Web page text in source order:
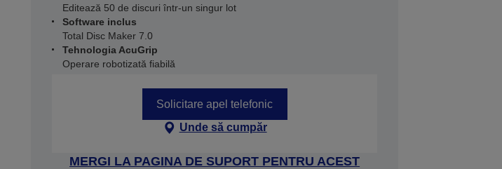
Editează 50 de discuri într-un singur lot
Software inclus
Total Disc Maker 7.0
Tehnologia AcuGrip
Operare robotizată fiabilă
Solicitare apel telefonic
Unde să cumpăr
MERGI LA PAGINA DE SUPORT PENTRU ACEST